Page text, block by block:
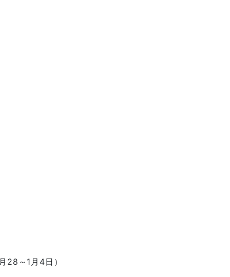
28～1月4日）